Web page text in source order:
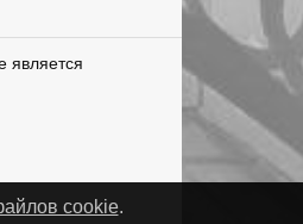
является
cookie.